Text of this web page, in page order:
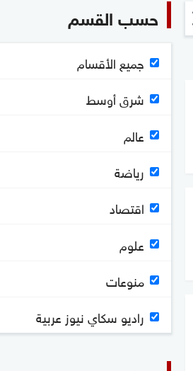
حسب القسم
جميع الأقسام
شرق أوسط
عالم
رياضة
اقتصاد
علوم
منوعات
راديو سكاي نيوز عربية